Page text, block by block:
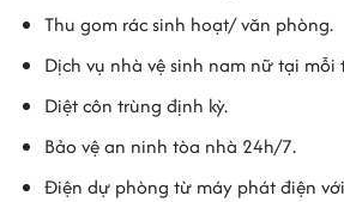
Thu gom rác sinh hoạt/ văn phòng.
Dịch vụ nhà vệ sinh nam nữ tại mỗi
Diệt côn trùng định kỳ.
Bảo vệ an ninh tòa nhà 24h/7.
Điện dự phòng từ máy phát điện